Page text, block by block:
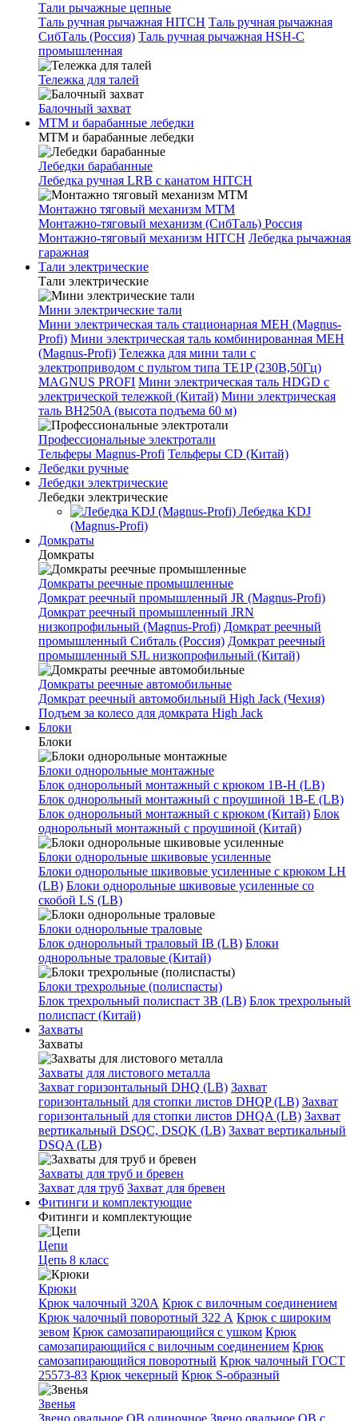
Тали рычажные цепные
Таль ручная рычажная HITCH Таль ручная рычажная
СибТаль (Россия) Таль ручная рычажная HSH-C
промышленная
Тележка для талей
Балочный захват
МТМ и барабанные лебедки
МТМ и барабанные лебедки
Лебедки барабанные
Лебедка ручная LRB с канатом HITCH
Монтажно тяговый механизм МТМ
Монтажно-тяговый механизм (СибТаль) Россия
Монтажно-тяговый механизм HITCH Лебедка рычажная
гаражная
Тали электрические
Тали электрические
Мини электрические тали
Мини электрическая таль стационарная МЕН (Magnus-
Profi) Мини электрическая таль комбинированная МЕН
(Magnus-Profi) Тележка для мини тали с
электроприводом с пультом типа TE1P (230В,50Гц)
MAGNUS PROFI Мини электрическая таль HDGD с
электрической тележкой (Китай) Мини электрическая
таль BH250A (высота подъема 60 м)
Профессиональные электротали
Тельферы Magnus-Profi Тельферы CD (Китай)
Лебедки ручные
Лебедки электрические
Лебедки электрические
Лебедка KDJ
(Magnus-Profi)
Домкраты
Домкраты
Домкраты реечные промышленные
Домкрат реечный промышленный JR (Magnus-Profi)
Домкрат реечный промышленный JRN
низкопрофильный (Magnus-Profi) Домкрат реечный
промышленный Сибталь (Россия) Домкрат реечный
промышленный SJL низкопрофильный (Китай)
Домкраты реечные автомобильные
Домкрат реечный автомобильный High Jack (Чехия)
Подъем за колесо для домкрата High Jack
Блоки
Блоки
Блоки однорольные монтажные
Блок однорольный монтажный с крюком 1B-H (LB)
Блок однорольный монтажный с проушиной 1B-E (LB)
Блок однорольный монтажный с крюком (Китай) Блок
однорольный монтажный с проушиной (Китай)
Блоки однорольные шкивовые усиленные
Блоки однорольные шкивовые усиленные с крюком LH
(LB) Блоки однорольные шкивовые усиленные со
скобой LS (LB)
Блоки однорольные траловые
Блок однорольный траловый IB (LB) Блоки
однорольные траловые (Китай)
Блоки трехрольные (полиспасты)
Блок трехрольный полиспаст 3B (LB) Блок трехрольный
полиспаст (Китай)
Захваты
Захваты
Захваты для листового металла
Захват горизонтальный DHQ (LB) Захват
горизонтальный для стопки листов DHQP (LB) Захват
горизонтальный для стопки листов DHQA (LB) Захват
вертикальный DSQC, DSQK (LB) Захват вертикальный
DSQA (LB)
Захваты для труб и бревен
Захват для труб Захват для бревен
Фитинги и комплектующие
Фитинги и комплектующие
Цепи
Цепь 8 класс
Крюки
Крюк чалочный 320А Крюк с вилочным соединением
Крюк чалочный поворотный 322 А Крюк с широким
зевом Крюк самозапирающийся с ушком Крюк
самозапирающийся с вилочным соединением Крюк
самозапирающийся поворотный Крюк чалочный ГОСТ
25573-83 Крюк чекерный Крюк S-образный
Звенья
Звено овальное OB одиночное Звено овальное ОВ с